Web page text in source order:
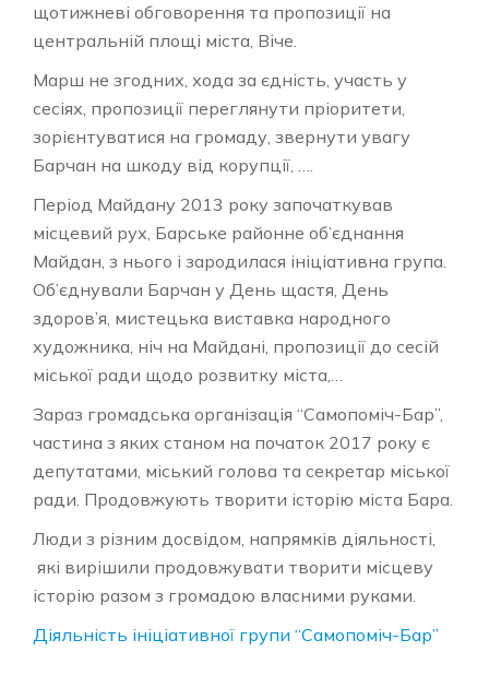
щотижневі обговорення та пропозиції на
центральній площі міста, Віче.
Марш не згодних, хода за єдність, участь у
сесіях, пропозиції переглянути пріоритети,
зорієнтуватися на громаду, звернути увагу
Барчан на шкоду від корупції, ….
Період Майдану 2013 року започаткував
місцевий рух, Барське районне об’єднання
Майдан, з нього і зародилася ініціативна група.
Об’єднували Барчан у День щастя, День
здоров’я, мистецька виставка народного
художника, ніч на Майдані, пропозиції до сесій
міської ради щодо розвитку міста,…
Зараз громадська організація “Самопоміч-Бар”,
частина з яких станом на початок 2017 року є
депутатами, міський голова та секретар міської
ради. Продовжують творити історію міста Бара.
Люди з різним досвідом, напрямків діяльності,
які вирішили продовжувати творити місцеву
історію разом з громадою власними руками.
Діяльність ініціативної групи “Самопоміч-Бар”